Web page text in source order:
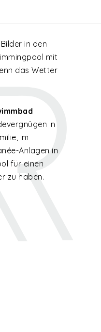
in den
mit
das Wetter
in
im
Anlagen in
für einen
zu haben.